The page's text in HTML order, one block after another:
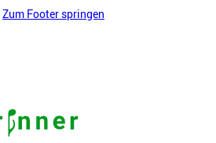
Zum Footer springen